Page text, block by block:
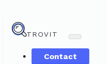
TROVIT
Contact